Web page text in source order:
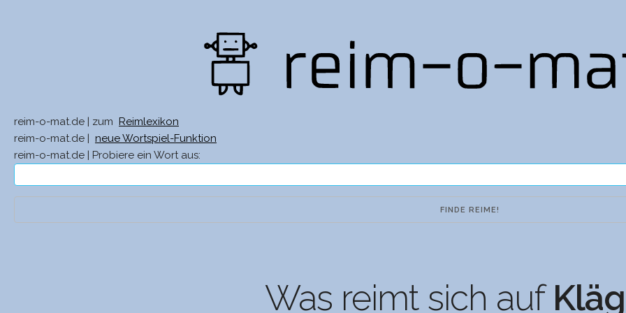
reim-o-mat.de | zum
Reimlexikon
reim-o-mat.de |
neue Wortspiel-Funktion
reim-o-mat.de | Probiere ein Wort aus:
Was reimt sich auf